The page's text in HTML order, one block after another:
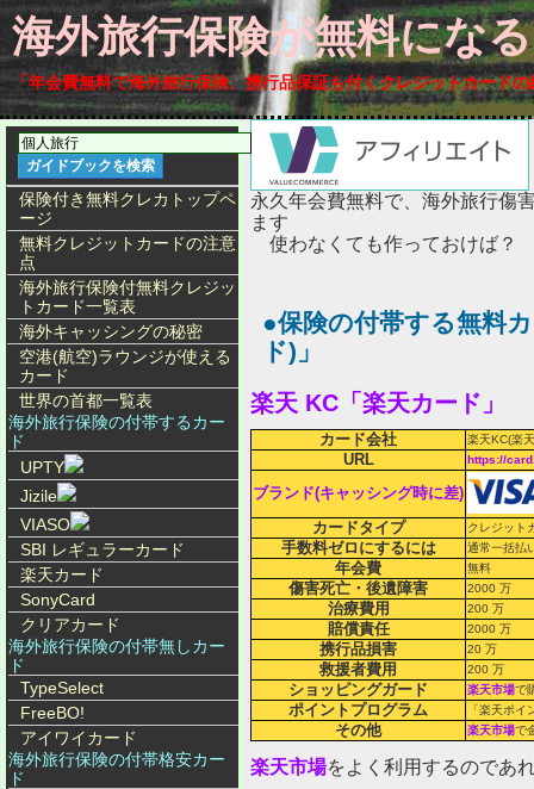
海外旅行保険が無料にな
「年会費無料で海外旅行保険、携行品保証も付くクレジットカードの
永久年会費無料で、海外旅行傷
ます
使わなくても作っておけば？
●保険の付帯する無料
ド)」
楽天 KC「楽天カード」
カード会社 楽天KC(楽
URL https://
ブランド(キャッシング時に差)
カードタイプ
クレジット
手数料ゼロにするには 通常一括払
年会費 無料
傷害死亡・後遺障害 2000 万
治療費用 200 万
賠償責任 2000 万
携行品損害 20 万
救援者費用 200 万
ショッピングガード 楽天市場で
ポイントプログラム 「楽天ポ
その他 楽天市場で
楽天市場をよく利用するのであ
保険付き無料クレカトップペ
ージ
無料クレジットカードの注意
点
海外旅行保険付無料クレジッ
トカード一覧表
海外キャッシングの秘密
空港(航空)ラウンジが使える
カード
世界の首都一覧表
海外旅行保険の付帯するカー
ド
UPTY
Jizile
VIASO
SBI レギュラーカード
楽天カード
SonyCard
クリアカード
海外旅行保険の付帯無しカー
ド
TypeSelect
FreeBO!
アイワイカード
海外旅行保険の付帯格安カー
ド